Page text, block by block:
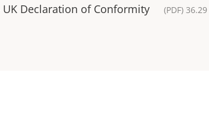
UK Declaration of Conformity (PDF)